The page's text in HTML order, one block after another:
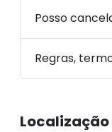
Posso
Regras,